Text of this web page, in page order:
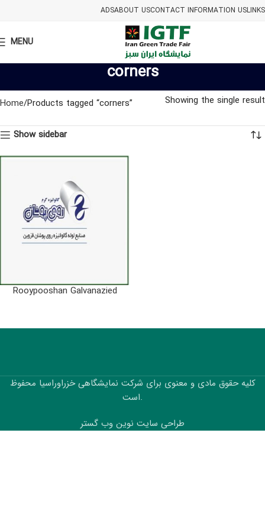
ADSABOUT USCONTACT INFORMATION USLINKS
MENU
corners
Home Products tagged “corners” Showing the single result
Show sidebar
Rooypooshan Galvanazied
کلیه حقوق مادی و معنوی برای شرکت نمایشگاهی خزراوراسیا محفوظ
است.
طراحی سایت نوین وب گستر